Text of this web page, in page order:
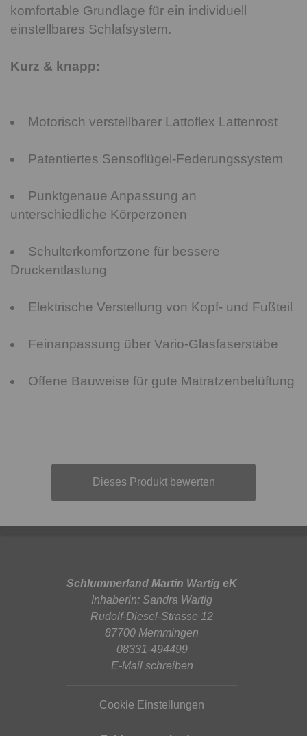
komfortable Grundlage für ein individuell
einstellbares Schlafsystem.
Kurz & knapp:
Motorisch verstellbarer Lattoflex Lattenrost
Patentiertes Sensoflügel-Federungssystem
Punktgenaue Anpassung an
unterschiedliche Körperzonen
Schulterkomfortzone für bessere
Druckentlastung
Elektrische Verstellung von Kopf- und Fußteil
Feinanpassung über Vario-Glasfaserstäbe
Offene Bauweise für gute Matratzenbelüftung
Dieses Produkt bewerten
Schlummerland Martin Wartig eK
Inhaberin: Sandra Wartig
Rudolf-Diesel-Strasse 12
87700 Memmingen
08331-494499
E-Mail schreiben
Cookie Einstellungen